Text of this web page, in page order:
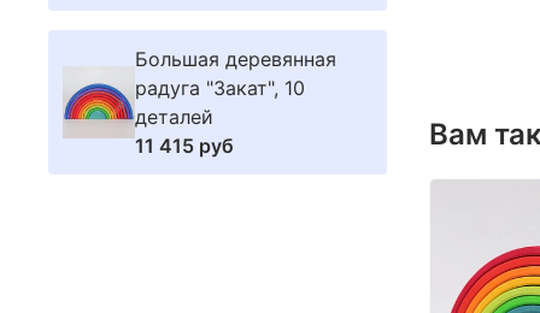
Вам
Большая деревянная
радуга "Закат", 10
деталей
11 415 руб